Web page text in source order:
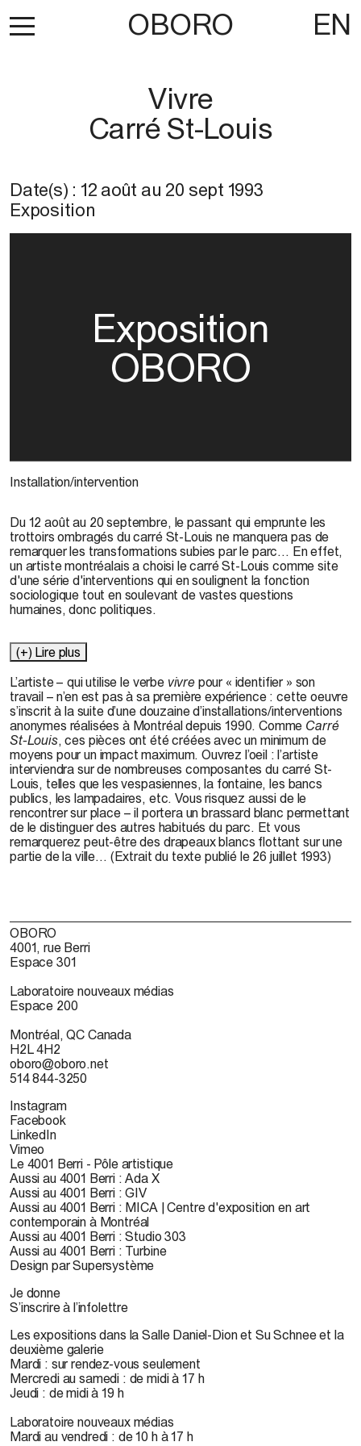
OBORO EN
Vivre
Carré St-Louis
Date(s) : 12 août au 20 sept 1993
Exposition
Exposition
OBORO
Installation/intervention
Du 12 août au 20 septembre, le passant qui emprunte les
trottoirs ombragés du carré St-Louis ne manquera pas de
remarquer les transformations subies par le parc... En effet,
un artiste montréalais a choisi le carré St-Louis comme site
d'une série d'interventions qui en soulignent la fonction
sociologique tout en soulevant de vastes questions
humaines, donc politiques.
(+) Lire plus
L’artiste – qui utilise le verbe vivrepour « identifier » son
travail – n’en est pas à sa première expérience : cette oeuvre
s’inscrit à la suite d’une douzaine d’installations/interventions
anonymes réalisées à Montréal depuis 1990. Comme Carré
St-Louis, ces pièces ont été créées avec un minimum de
moyens pour un impact maximum. Ouvrez l’oeil : l’artiste
interviendra sur de nombreuses composantes du carré St-
Louis, telles que les vespasiennes, la fontaine, les bancs
publics, les lampadaires, etc. Vous risquez aussi de le
rencontrer sur place – il portera un brassard blanc permettant
de le distinguer des autres habitués du parc. Et vous
remarquerez peut-être des drapeaux blancs flottant sur une
partie de la ville… (Extrait du texte publié le 26 juillet 1993)
OBORO
4001, rue Berri
Espace 301
Laboratoire nouveaux médias
Espace 200
Montréal, QC Canada
H2L 4H2
oboro@oboro.net
514 844-3250
Instagram
Facebook
LinkedIn
Vimeo
Le 4001 Berri - Pôle artistique
Aussi au 4001 Berri : Ada X
Aussi au 4001 Berri : GIV
Aussi au 4001 Berri : MICA | Centre d'exposition en art
contemporain à Montréal
Aussi au 4001 Berri : Studio 303
Aussi au 4001 Berri : Turbine
Design par Supersystème
Je donne
S’inscrire à l’infolettre
Les expositions dans la Salle Daniel-Dion et Su Schnee et la
deuxième galerie
Mardi : sur rendez-vous seulement
Mercredi au samedi : de midi à 17 h
Jeudi : de midi à 19 h
Laboratoire nouveaux médias
Mardi au vendredi : de 10 h à 17 h